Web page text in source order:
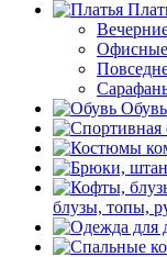
Обувь
блузы, топы,